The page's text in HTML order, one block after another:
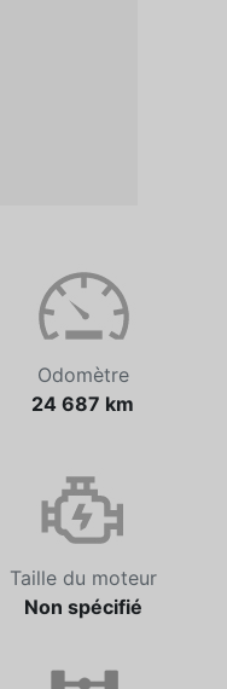
Odomètre
24 687 km
Taille du moteur
Non spécifié